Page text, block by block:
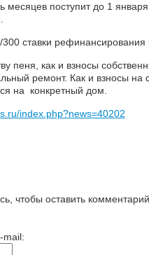
месяцев поступит до 1
ставки рефинансирования
пеня, как и взносы
ремонт. Как и взносы
на конкретный дом.
index.php?news=40202
чтобы оставить комментарий.
mail: